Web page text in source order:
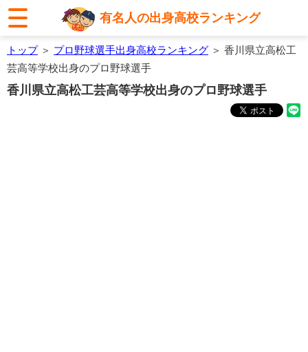
有名人の出身高校ランキング
トップ＞ プロ野球選手出身高校ランキング ＞ 香川県立高松工
芸高等学校出身のプロ野球選手
香川県立高松工芸高等学校出身のプロ野球選手